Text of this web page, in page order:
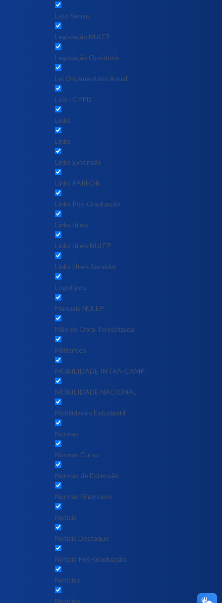
Lato Sensu
Legislação NULEP
Legislação Ouvidoria
Lei Orçamentária Anual
Leis - CPPD
Links
Links
Links Extensão
Links PARFOR
Links Pós-Graduação
Links úteis
Links úteis NULEP
Links Úteis Servidor
Logotipos
Manuais NULEP
Mão de Obra Terceirizada
Militantes
MOBILIDADE INTRA-CAMPI
MOBILIDADE NACIONAL
Mobilidades Estudantil
Normas
Normas Curso
Normas de Extensão
Normas Financeiro
Notícia
Notícia Destaque
Noticia Pós-Graduação
Notícias
Notícias